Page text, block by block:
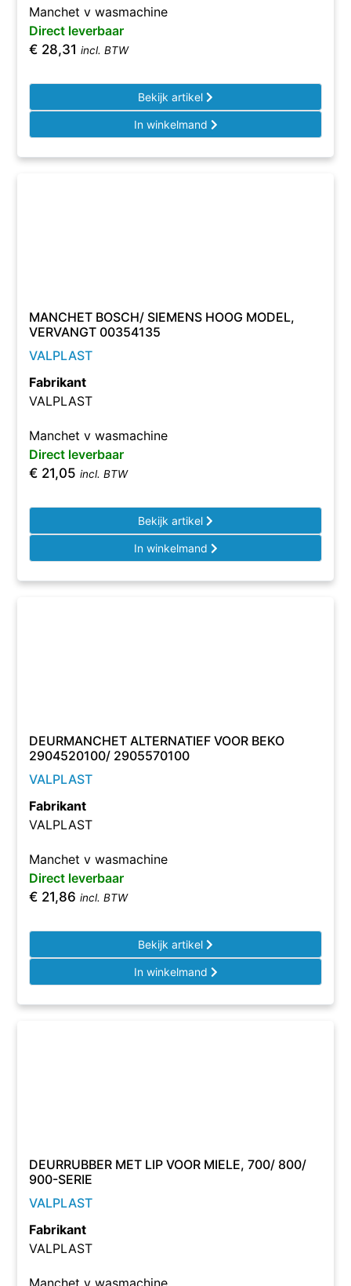
Manchet v wasmachine
Direct leverbaar
€ 28,31 incl. BTW
Bekijk artikel
In winkelmand
MANCHET BOSCH/ SIEMENS HOOG MODEL,
VERVANGT 00354135
VALPLAST
Fabrikant
VALPLAST
Manchet v wasmachine
Direct leverbaar
€ 21,05 incl. BTW
Bekijk artikel
In winkelmand
DEURMANCHET ALTERNATIEF VOOR BEKO
2904520100/ 2905570100
VALPLAST
Fabrikant
VALPLAST
Manchet v wasmachine
Direct leverbaar
€ 21,86 incl. BTW
Bekijk artikel
In winkelmand
DEURRUBBER MET LIP VOOR MIELE, 700/ 800/
900-SERIE
VALPLAST
Fabrikant
VALPLAST
Manchet v wasmachine